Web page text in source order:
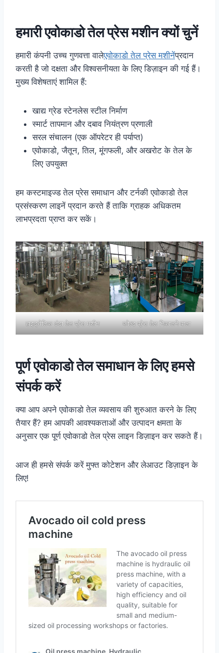
हमारी एवोकाडो तेल प्रेस मशीन क्यों चुनें
हमारी कंपनी उच्च गुणवत्ता वालेएवोकाडो तेल प्रेस मशीनेंप्रदान
करती है जो दक्षता और विश्वसनीयता के लिए डिज़ाइन की गई हैं।
मुख्य विशेषताएं शामिल हैं:
खाद्य ग्रेड स्टेनलेस स्टील निर्माण
स्मार्ट तापमान और दबाव नियंत्रण प्रणाली
सरल संचालन (एक ऑपरेटर ही पर्याप्त)
एवोकाडो, जैतून, तिल, मूंगफली, और अखरोट के तेल के
लिए उपयुक्त
हम कस्टमाइज्ड तेल प्रेस समाधान और टर्नकी एवोकाडो तेल
प्रसंस्करण लाइनें प्रदान करते हैं ताकि ग्राहक अधिकतम
लाभप्रदता प्राप्त कर सकें।
हाइड्रोलिक ठंडा तेल प्रेस मशीन कोल्ड प्रेस तेल निकालने वाला
पूर्ण एवोकाडो तेल समाधान के लिए हमसे
संपर्क करें
क्या आप अपने एवोकाडो तेल व्यवसाय की शुरुआत करने के लिए
तैयार हैं? हम आपकी आवश्यकताओं और उत्पादन क्षमता के
अनुसार एक पूर्ण एवोकाडो तेल प्रेस लाइन डिज़ाइन कर सकते हैं।
आज ही हमसे संपर्क करें मुफ्त कोटेशन और लेआउट डिज़ाइन के
लिए!